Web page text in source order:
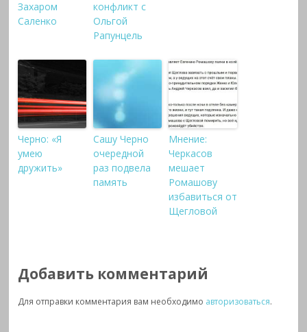
Захаром
Саленко
конфликт с
Ольгой
Рапунцель
Черно: «Я
умею
дружить»
Сашу Черно
очередной
раз подвела
память
Мнение:
Черкасов
мешает
Ромашову
избавиться от
Щегловой
Добавить комментарий
Для отправки комментария вам необходимо авторизоваться.